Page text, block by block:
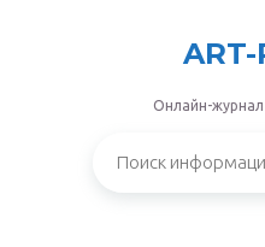
ART-
Онлайн-